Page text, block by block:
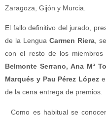
Zaragoza, Gijón y Murcia.
El fallo definitivo del jurado,
de la Lengua Carmen Riera,
con el resto de los
Belmonte Serrano, Ana Mª
Marqués y Pau Pérez López
de la cena entrega de premios.
Como es habitual se